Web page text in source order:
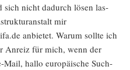
sich nicht dadurch lösen las­
mir
anbie­tet. War­um soll­te ich
Anreiz für mich, wenn der
Mail, hal­lo euro­päi­sche Such­